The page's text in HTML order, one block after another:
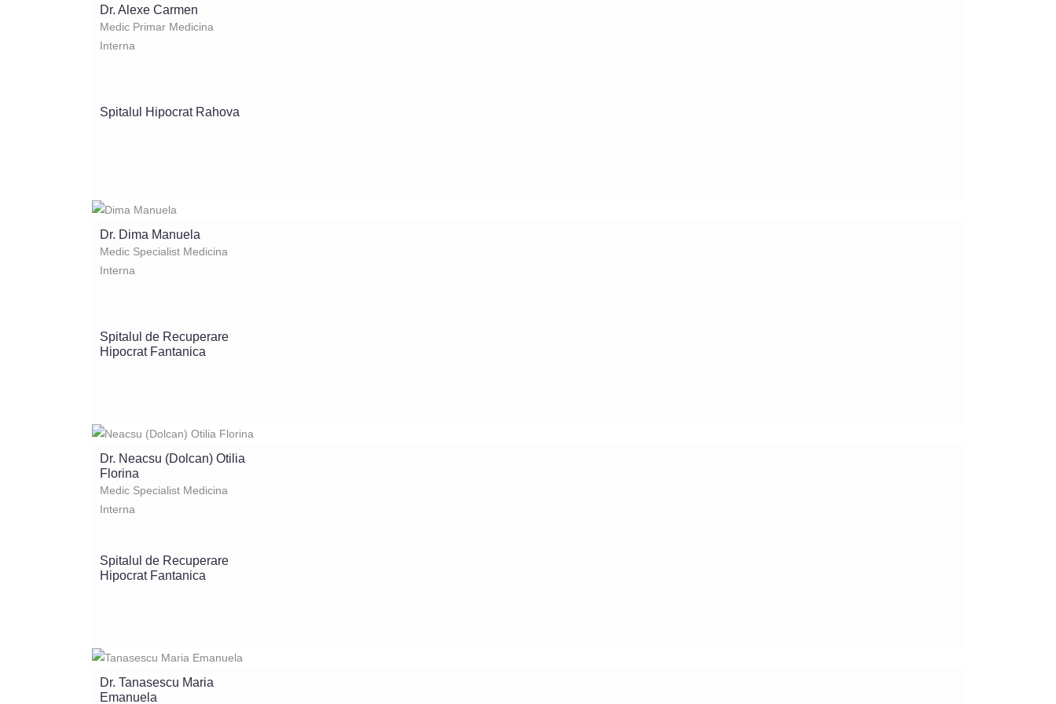
Dr. Alexe Carmen
Medic Primar Medicina
Interna
Spitalul Hipocrat Rahova
Dr. Dima Manuela
Medic Specialist Medicina
Interna
Spitalul de Recuperare
Hipocrat Fantanica
Dr. Neacsu (Dolcan) Otilia
Florina
Medic Specialist Medicina
Interna
Spitalul de Recuperare
Hipocrat Fantanica
Dr. Tanasescu Maria
Emanuela